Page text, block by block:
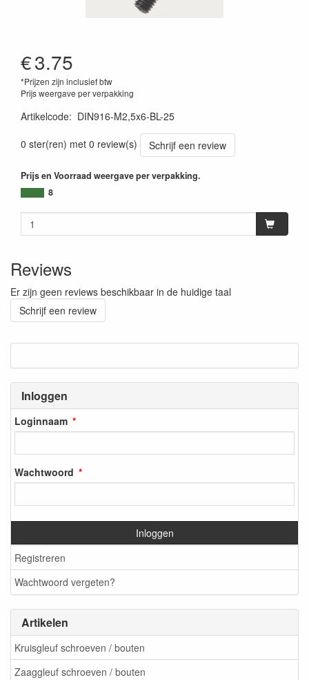
Inloggen
Loginnaam
Wachtwoord
Inloggen
Registreren
Wachtwoord vergeten?
Artikelen
Kruisgleuf schroeven / bouten
Zaaggleuf schroeven / bouten
€3.75
*Prijzen zijn inclusief btw
Prijs weergave per verpakking
Artikelcode: DIN916-M2,5x6-BL-25
0 ster(ren) met 0 review(s)
Schrijf een review
Prijs en Voorraad weergave per verpakking.
8
Reviews
Er zijn geen reviews beschikbaar in de huidige taal
Schrijf een review